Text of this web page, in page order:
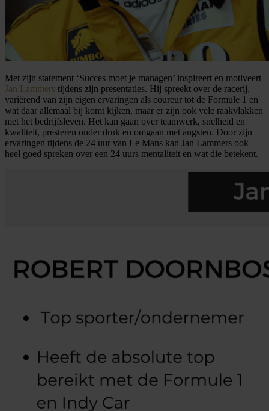
Met zijn statement ‘Succes moet je managen’ inspireert en motiveert
Jan Lammers tijdens zijn presentaties. Hij spreekt over de racerij,
variërend van zijn eigen ervaringen als coureur tot de Formule 1 en
wat daar allemaal bij komt kijken, maar er zijn ook vele raakvlakken
met het bedrijfsleven. Het kan gaan over teamwerk, snelheid en
kwaliteit, presteren onder druk en omgaan met angsten. Door zijn
ervaringen tijdens de 24 uur van Le Mans kan Jan Lammers ook
heel goed spreken over een 24 uurs mentaliteit en wat die betekent.